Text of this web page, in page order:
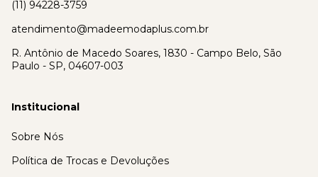
(11) 94228-3759
atendimento@madeemodaplus.com.br
R. Antônio de Macedo Soares, 1830 - Campo Belo, São
Paulo - SP, 04607-003
Institucional
Sobre Nós
Política de Trocas e Devoluções